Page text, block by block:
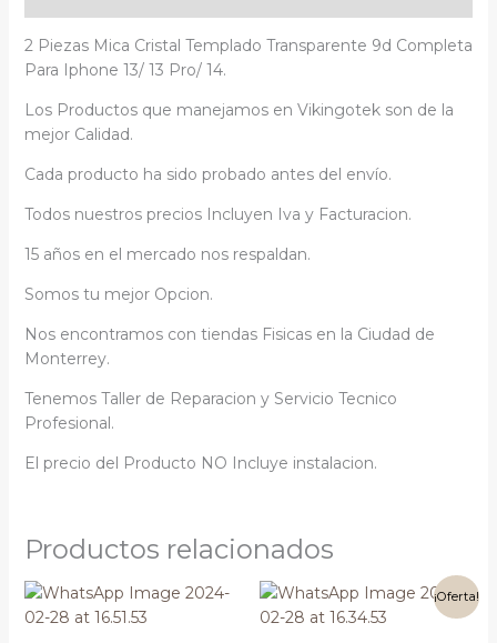
2 Piezas Mica Cristal Templado Transparente 9d Completa
Para Iphone 13/ 13 Pro/ 14.
Los Productos que manejamos en Vikingotek son de la
mejor Calidad.
Cada producto ha sido probado antes del envío.
Todos nuestros precios Incluyen Iva y Facturacion.
15 años en el mercado nos respaldan.
Somos tu mejor Opcion.
Nos encontramos con tiendas Fisicas en la Ciudad de
Monterrey.
Tenemos Taller de Reparacion y Servicio Tecnico
Profesional.
El precio del Producto NO Incluye instalacion.
Productos relacionados
¡Oferta!
El
precio
original
El
precio
actual